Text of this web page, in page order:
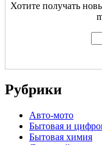
Хотите получать
Рубрики
Авто-мото
Бытовая и
Бытовая химия